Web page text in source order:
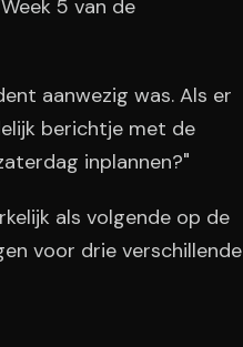
5 van de
aanwezig was. Als er
berichtje met de
inplannen?"
als volgende op de
voor drie verschillende